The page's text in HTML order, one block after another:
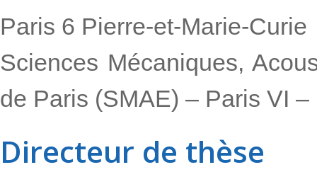
Paris 6 Pierre-et-Marie-Curie
Sciences Mécaniques,
de Paris (SMAE) – Paris VI –
Directeur de thèse